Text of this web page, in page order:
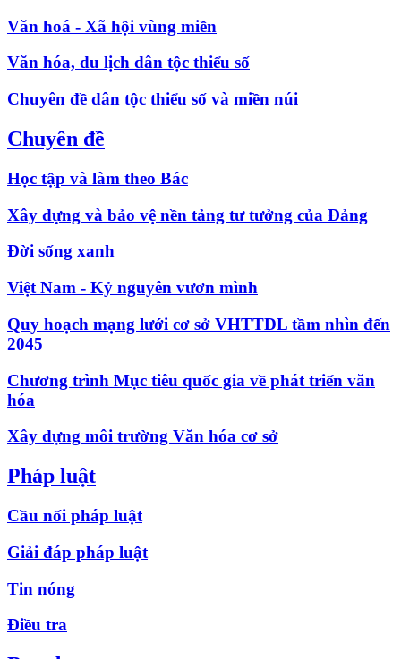
Văn hoá - Xã hội vùng miền
Văn hóa, du lịch dân tộc thiểu số
Chuyên đề dân tộc thiểu số và miền núi
Chuyên đề
Học tập và làm theo Bác
Xây dựng và bảo vệ nền tảng tư tưởng của Đảng
Đời sống xanh
Việt Nam - Kỷ nguyên vươn mình
Quy hoạch mạng lưới cơ sở VHTTDL tầm nhìn đến
2045
Chương trình Mục tiêu quốc gia về phát triển văn
hóa
Xây dựng môi trường Văn hóa cơ sở
Pháp luật
Cầu nối pháp luật
Giải đáp pháp luật
Tin nóng
Điều tra